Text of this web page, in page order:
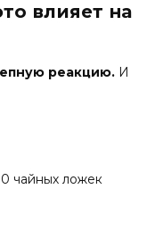
влияет на
реакцию. И
чайных ложек